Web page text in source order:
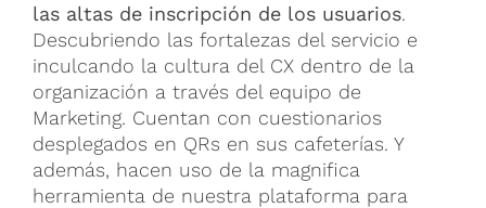
las altas de inscripción de los usuarios.
Descubriendo las fortalezas del servicio e
inculcando la cultura del CX dentro de la
organización a través del equipo de
Marketing. Cuentan con cuestionarios
desplegados en QRs en sus cafeterías. Y
además, hacen uso de la magnifica
herramienta de nuestra plataforma para